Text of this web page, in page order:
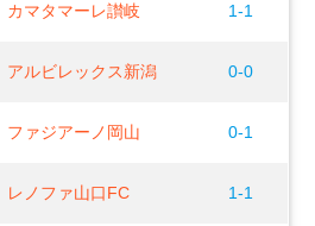
カマタマーレ讃岐 1-1
アルビレックス新潟 0-0
ファジアーノ岡山 0-1
レノファ山口FC 1-1